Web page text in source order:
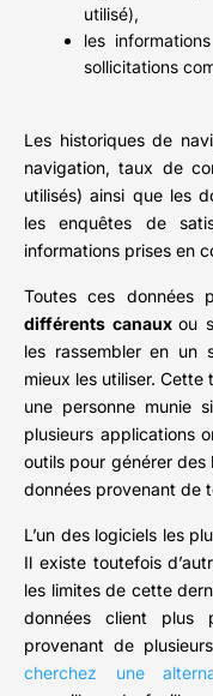
utilisé),
les
sollicitations
Les historiques de
navigation, taux de
utilisés) ainsi que les
les enquêtes de
informations prises en
Toutes ces données
différents canaux ou
les rassembler en un
mieux les utiliser.
une personne munie
plusieurs applications
outils pour générer des
données provenant de
L’un des logiciels les
Il existe toutefois
les limites de cette
données client plus
provenant de
cherchez une